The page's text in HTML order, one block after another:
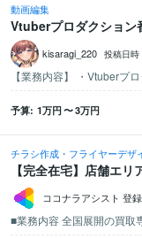
動画編集
Vtuberプロダクション
kisaragi_220 投稿日時
予算 1万円〜3万円
チラシ作成・フライヤーデザ
【完全在宅】店舗エ
ココナラアシスト 登